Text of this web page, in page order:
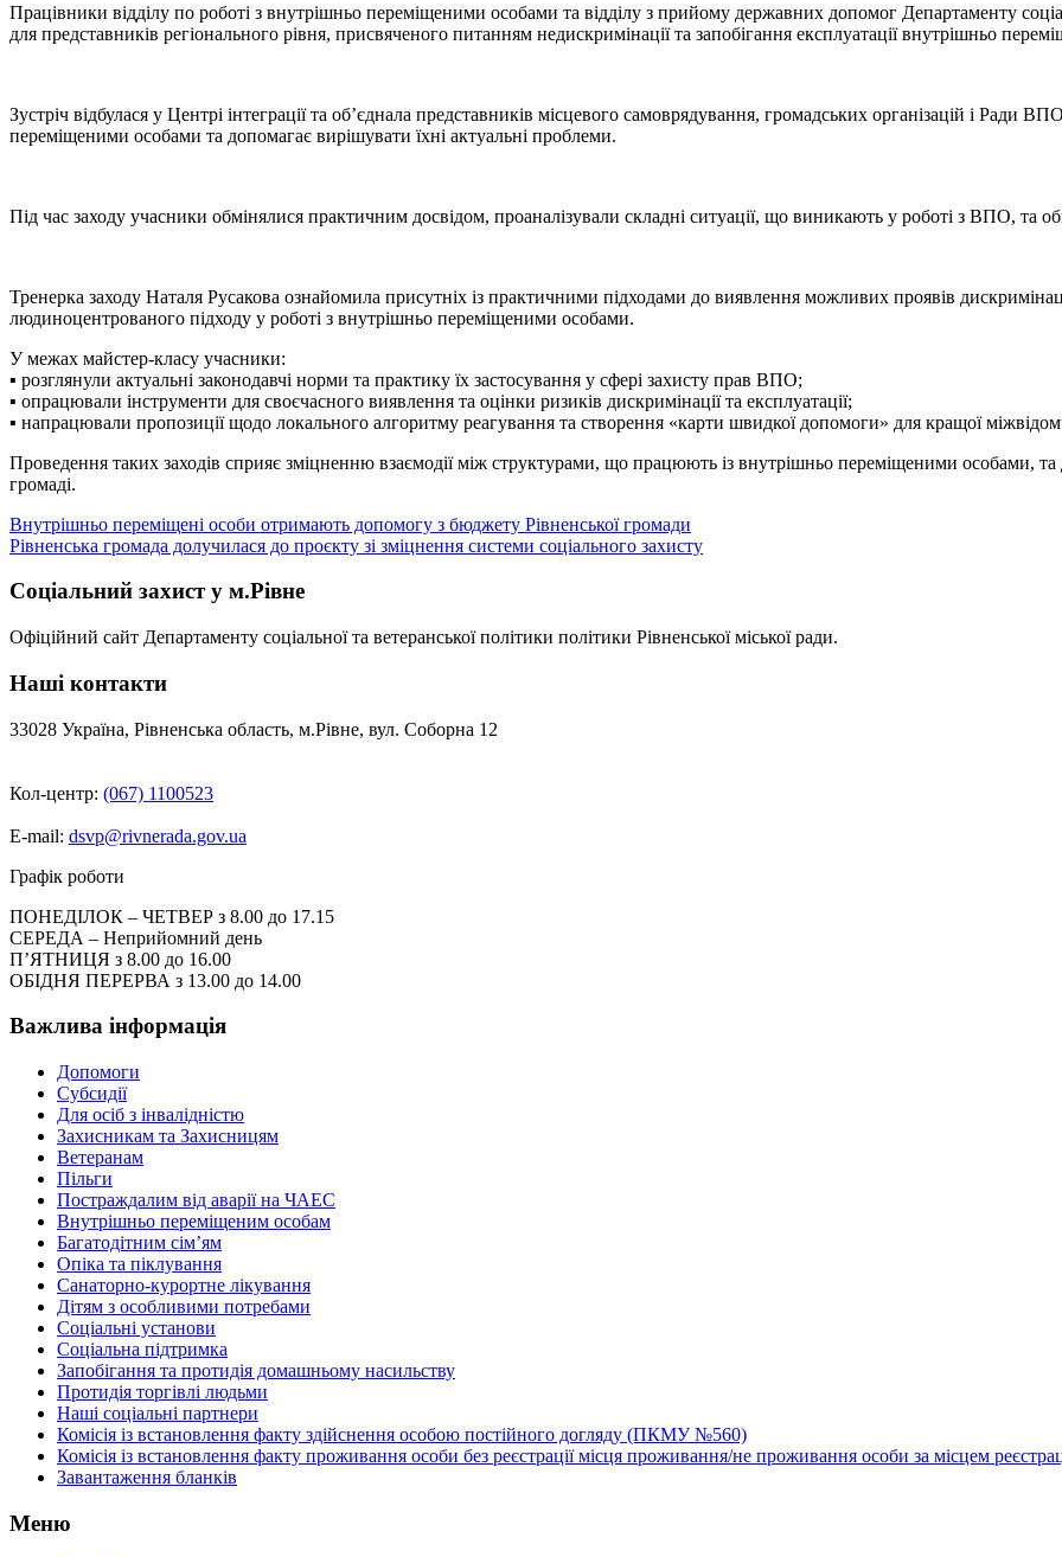
Працівники відділу по роботі з внутрішньо переміщеними особами та відділу з прийому державних допомог Департаменту
для представників регіонального рівня, присвяченого питанням недискримінації та запобігання експлуатації внутрішньо
Зустріч відбулася у Центрі інтеграції та об’єднала представників місцевого самоврядування, громадських організацій і Ради
переміщеними особами та допомагає вирішувати їхні актуальні проблеми.
Під час заходу учасники обмінялися практичним досвідом, проаналізували складні ситуації, що виникають у роботі з ВПО, та
Тренерка заходу Наталя Русакова ознайомила присутніх із практичними підходами до виявлення можливих проявів
людиноцентрованого підходу у роботі з внутрішньо переміщеними особами.
У межах майстер-класу учасники:
▪️ розглянули актуальні законодавчі норми та практику їх застосування у сфері захисту прав ВПО;
▪️ опрацювали інструменти для своєчасного виявлення та оцінки ризиків дискримінації та експлуатації;
▪️ напрацювали пропозиції щодо локального алгоритму реагування та створення «карти швидкої допомоги» для кращої
Проведення таких заходів сприяє зміцненню взаємодії між структурами, що працюють із внутрішньо переміщеними особами,
громаді.
Навігація
записів
Внутрішньо переміщені особи отримають допомогу з бюджету Рівненської громади
Рівненська громада долучилася до проєкту зі зміцнення системи соціального захисту
Соціальний захист у м.Рівне
Офіційний сайт Департаменту соціальної та ветеранської політики політики Рівненської міської ради.
Наші контакти
33028 Україна, Рівненська область, м.Рівне, вул. Соборна 12
Кол-центр: (067) 1100523
E-mail: dsvp@rivnerada.gov.ua
Графік роботи
ПОНЕДІЛОК – ЧЕТВЕР з 8.00 до 17.15
СЕРЕДА – Неприйомний день
П’ЯТНИЦЯ з 8.00 до 16.00
ОБІДНЯ ПЕРЕРВА з 13.00 до 14.00
Важлива інформація
Допомоги
Субсидії
Для осіб з інвалідністю
Захисникам та Захисницям
Ветеранам
Пільги
Постраждалим від аварії на ЧАЕС
Внутрішньо переміщеним особам
Багатодітним сім’ям
Опіка та піклування
Санаторно-курортне лікування
Дітям з особливими потребами
Соціальні установи
Соціальна підтримка
Запобігання та протидія домашньому насильству
Протидія торгівлі людьми
Наші соціальні партнери
Комісія із встановлення факту здійснення особою постійного догляду (ПКМУ №560)
Комісія із встановлення факту проживання особи без реєстрації місця проживання/не проживання особи за місцем
Завантаження бланків
Меню